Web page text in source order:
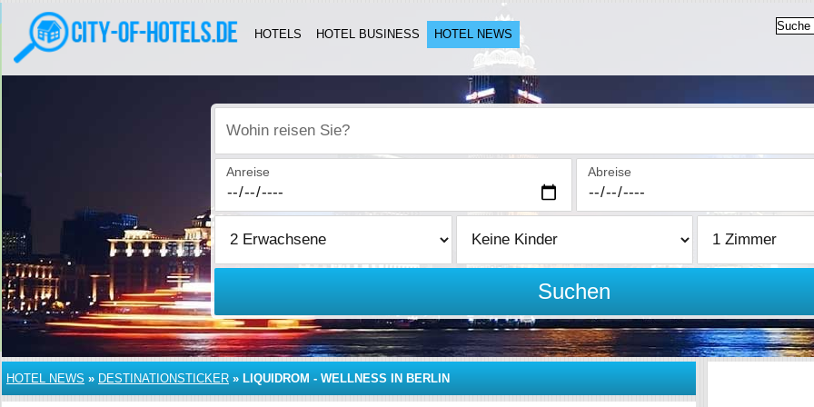
HOTELS HOTEL BUSINESS HOTEL NEWS
Wohin reisen Sie?
Anreise Abreise
Suchen
HOTEL NEWS » DESTINATIONSTICKER » LIQUIDROM - WELLNESS IN BERLIN